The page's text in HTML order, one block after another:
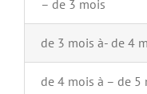
– de 3 mois
de 3 mois à- de 4
de 4 mois à – de 5